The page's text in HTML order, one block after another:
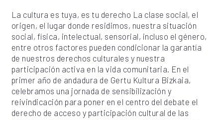
La cultura es tuya, es tu derecho La clase social, el
origen, el lugar donde residimos, nuestra situación
social, física, intelectual, sensorial, incluso el género,
entre otros factores pueden condicionar la garantía
de nuestros derechos culturales y nuestra
participación activa en la vida comunitaria. En el
primer año de andadura de Gertu Kultura Bizkaia,
celebramos una jornada de sensibilización y
reivindicación para poner en el centro del debate el
derecho de acceso y participación cultural de las